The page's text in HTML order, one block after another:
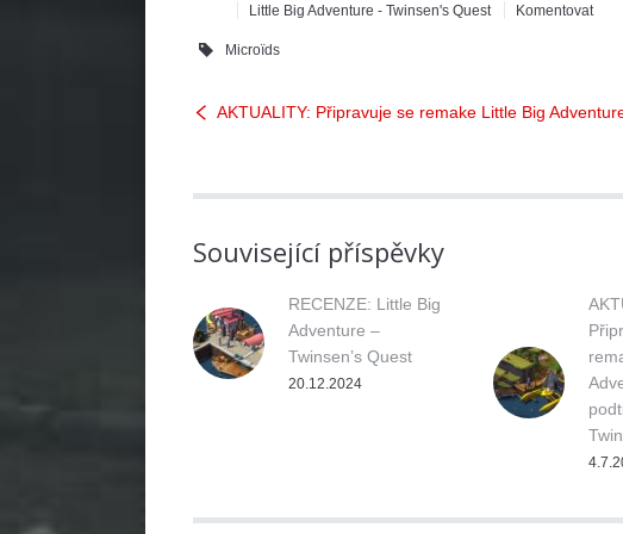
Little Big Adventure - Twinsen's Quest Komentovat
Microïds
AKTUALITY: Připravuje se remake Little Big
Související příspěvky
RECENZE: Little Big
Adventure –
Twinsen’s Quest
20.12.2024